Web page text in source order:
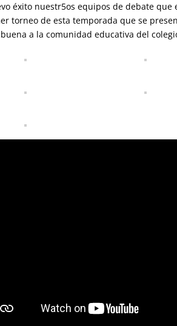
éxito nuestr5os equipos de debate
torneo de esta temporada que se
a la comunidad educativa del